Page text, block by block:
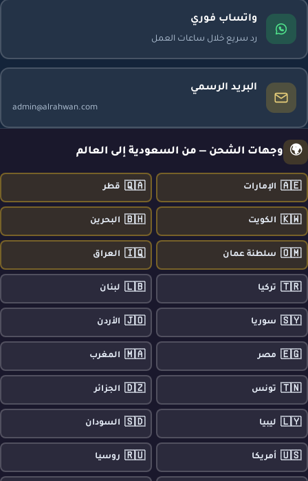
واتساب فوري
رد سريع خلال ساعات العمل
البريد الرسمي
admin@alrahwan.com
🌍 وجهات الشحن — من السعودية إلى العالم
🇦🇪 الإمارات 🇶🇦 قطر
🇰🇼 الكويت 🇧🇭 البحرين
🇴🇲 سلطنة عمان 🇮🇶 العراق
🇹🇷 تركيا 🇱🇧 لبنان
🇸🇾 سوريا 🇯🇴 الأردن
🇪🇬 مصر 🇲🇦 المغرب
🇹🇳 تونس 🇩🇿 الجزائر
🇱🇾 ليبيا 🇸🇩 السودان
🇺🇸 أمريكا 🇷🇺 روسيا